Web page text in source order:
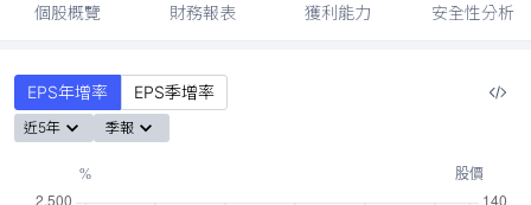
個股概覽 財務報表 獲利能力 安全性分析
EPS年增率 EPS季增率
近5年 季報